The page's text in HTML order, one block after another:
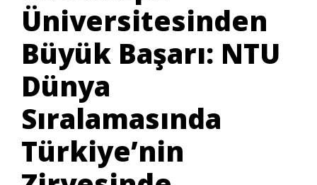
Üniversitesinden
Büyük Başarı: NTU
Dünya
Sıralamasında
Türkiye’nin